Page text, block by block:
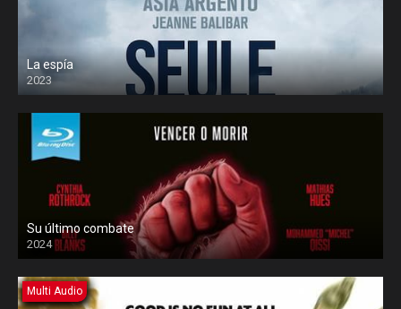
La espía
2023
Su último combate
2024
Multi Audio